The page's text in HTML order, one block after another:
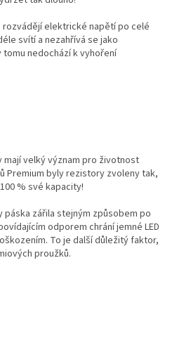
elektrické napětí po celé
svítí a nezahřívá se jako
tomu nedochází k vyhoření
velký význam pro životnost
Premium byly rezistory zvoleny tak,
% své kapacity!
páska zářila stejným způsobem po
odporem chrání jemné LED
To je další důležitý faktor,
proužků.